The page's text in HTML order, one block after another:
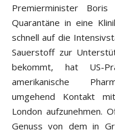
Premierminister Boris
Quarantäne in eine
schnell auf die
Sauerstoff zur
bekommt, hat US-
amerikanische
umgehend Kontakt
London aufzunehmen.
Genuss von dem in